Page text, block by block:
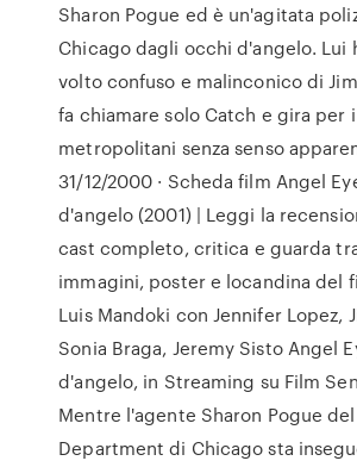
Sharon Pogue ed è un'agitata
Chicago dagli occhi d'angelo. Lui
volto confuso e malinconico di
fa chiamare solo Catch e gira per
metropolitani senza senso
31/12/2000 · Scheda film Angel
d'angelo (2001) | Leggi la
cast completo, critica e guarda
immagini, poster e locandina del
Luis Mandoki con Jennifer Lopez,
Sonia Braga, Jeremy Sisto Angel
d'angelo, in Streaming su Film
Mentre l'agente Sharon Pogue
Department di Chicago sta